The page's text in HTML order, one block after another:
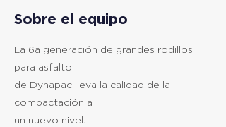
Sobre el equipo
La 6a generación de grandes rodillos
para asfalto
de Dynapac lleva la calidad de la
compactación a
un nuevo nivel.